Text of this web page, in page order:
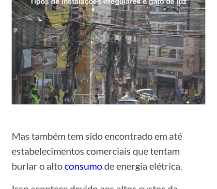
Mas também tem sido encontrado em até
estabelecimentos comerciais que tentam
burlar o altoconsumode energia elétrica.